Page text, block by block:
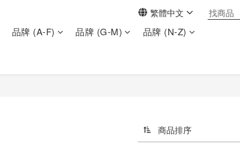
繁體中文
品牌 (A-F) 品牌 (G-M)
品牌 (N-Z)
商品排序